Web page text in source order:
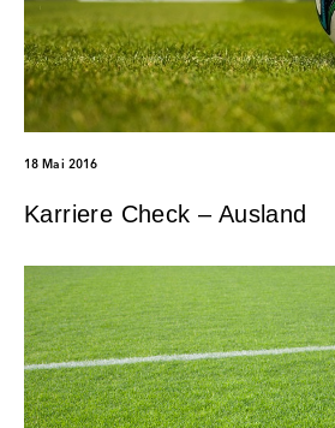
18 Mai 2016
Karriere Check – Ausland